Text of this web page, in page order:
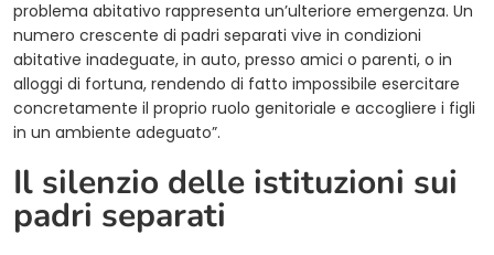
problema abitativo rappresenta un’ulteriore emergenza. Un
numero crescente di padri separati vive in condizioni
abitative inadeguate, in auto, presso amici o parenti, o in
alloggi di fortuna, rendendo di fatto impossibile esercitare
concretamente il proprio ruolo genitoriale e accogliere i figli
in un ambiente adeguato”.
Il silenzio delle istituzioni sui
padri separati